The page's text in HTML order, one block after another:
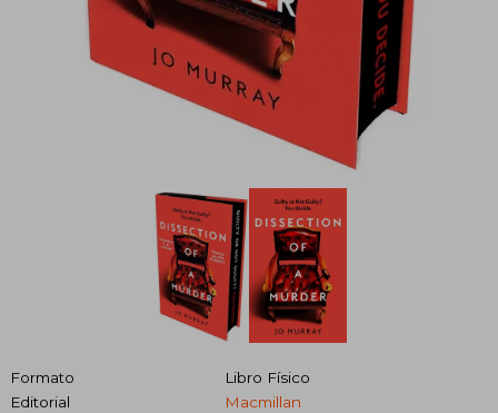
Formato
Libro Físico
Editorial
Macmillan